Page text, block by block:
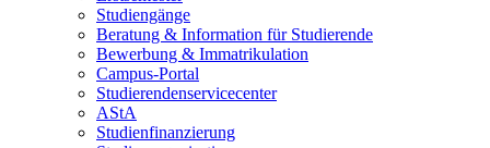
Studiengänge
Beratung & Information für Studierende
Bewerbung & Immatrikulation
Campus-Portal
Studierendenservicecenter
AStA
Studienfinanzierung